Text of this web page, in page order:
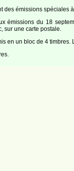
des émissions spéciales
émissions du 18
sur une carte postale.
en un bloc de 4